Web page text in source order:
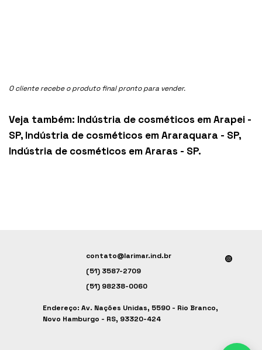
O cliente recebe o produto final pronto para vender.
Veja também: Indústria de cosméticos em Arapei -
SP, Indústria de cosméticos em Araraquara - SP,
Indústria de cosméticos em Araras - SP.
contato@larimar.ind.br
(51) 3587-2709
(51) 98238-0060
Endereço: Av. Nações Unidas, 5590 - Rio Branco,
Novo Hamburgo - RS, 93320-424